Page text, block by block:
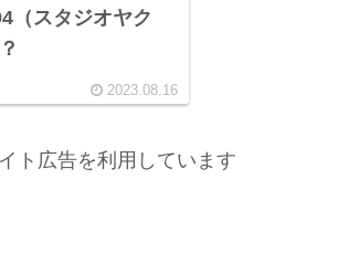
（スタジオヤク
2023.08.16
ト広告を利用しています